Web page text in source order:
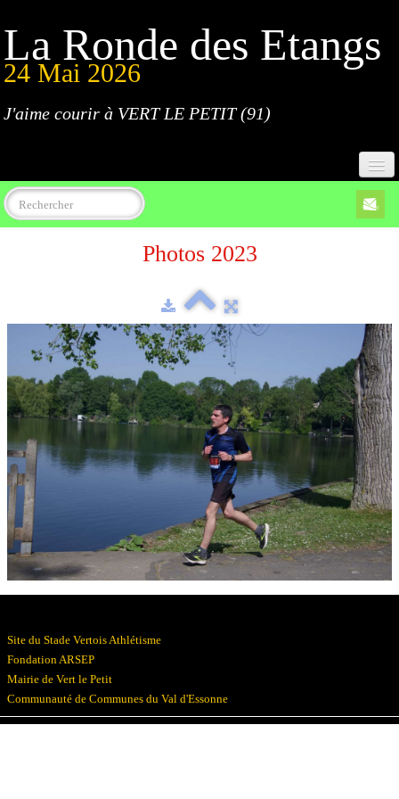
La Ronde des Etangs
24 Mai 2026
J'aime courir à VERT LE PETIT (91)
Accueil
Règlement
Parcours
Résultats
Devenez bénévoles
Partenaires
Photos
Photos 2023
Site du Stade Vertois Athlétisme
Fondation ARSEP
Mairie de Vert le Petit
Communauté de Communes du Val d'Essonne